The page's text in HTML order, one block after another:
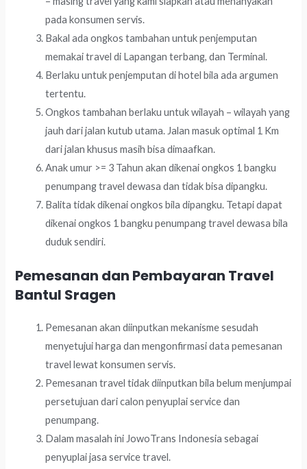
pada konsumen servis.
Bakal ada ongkos tambahan untuk penjemputan
memakai travel di Lapangan terbang, dan Terminal.
Berlaku untuk penjemputan di hotel bila ada argumen
tertentu.
Ongkos tambahan berlaku untuk wilayah – wilayah yang
jauh dari jalan kutub utama. Jalan masuk optimal 1 Km
dari jalan khusus masih bisa dimaafkan.
Anak umur >= 3 Tahun akan dikenai ongkos 1 bangku
penumpang travel dewasa dan tidak bisa dipangku.
Balita tidak dikenai ongkos bila dipangku. Tetapi dapat
dikenai ongkos 1 bangku penumpang travel dewasa bila
duduk sendiri.
Pemesanan dan Pembayaran Travel
Bantul Sragen
Pemesanan akan diinputkan mekanisme sesudah
menyetujui harga dan mengonfirmasi data pemesanan
travel lewat konsumen servis.
Pemesanan travel tidak diinputkan bila belum menjumpai
persetujuan dari calon penyuplai service dan
penumpang.
Dalam masalah ini JowoTrans Indonesia sebagai
penyuplai jasa service travel.